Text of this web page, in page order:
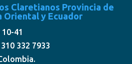
Claretianos Provincia de
Oriental y Ecuador
10-41
332 7933